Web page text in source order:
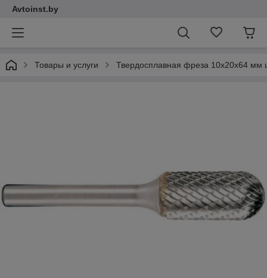
Avtoinst.by
Товары и услуги Твердосплавная фреза 10x20x64